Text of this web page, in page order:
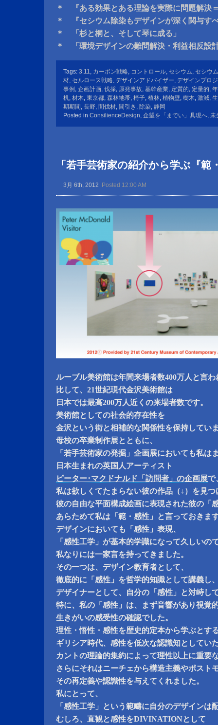
＊ 『ある効果とある理論を実際に問題解決
＊ 『セシウム除染もデザインが深く関与す
＊ 「杉と桐と、そして琴に成る」
＊ 「環境デザインの難問解決・利益相反設
Tags: 3.11, カーボン戦略, コントロール, セシウム, セシウ
材, セルロース戦略, デザインアドバイザー, デザインプロ
事例 , 企画計画, 伐採, 原発事故, 基幹産業, 定質的, 定量的,
机, 材木, 東京都, 森林地帯, 椅子, 植林, 植物壁, 樹木, 激減,
期期間 , 長野, 間伐材, 間引き , 除染, 静岡
Posted in ConsilienceDesign, 企望を「までい」具現へ, 未
「若手芸術家の紹介から学ぶ『範
3月 6th, 2012 Posted 12:00 AM
ルーブル美術館は年間来場者数400万人と言
比して、21世紀現代金沢美術館は
日本では最高200万人近くの来場者数です。
美術館としての社会的存在性を
金沢という街と相補的な関係性を保持してい
母校の卒業制作展とともに、
「若手芸術家の発掘」企画展においても私は
日本生まれの英国人アーティスト
ピーター･マクドナルド「訪問者」の企画展で
私は欲しくてたまらない彼の作品（↓）を見つ
彼の自由な平面構成絵画に表現された彼の「
あらためて私は「範・感性」と言っておきま
デザインにおいても「感性」表現、
「感性工学」が基本的学識になって久しいの
私なりには一家言を持ってきました。
その一つは、デザイン教育者として、
徹底的に「感性」を哲学的知識として講義し
デザイナーとして、自分の「感性」と対峙し
特に、私の「感性」は、まず音響があり視覚
生きがいの感受性の確認でした。
理性・悟性・感性を歴史的定本から学ぶとす
ギリシア時代、感性を低次な認識知としてい
カントの理論的集約によって理性以上に重要
さらにそれはニーチェから構造主義やポスト
その再定義や認識性を与えてくれました。
私にとって、
「感性工学」という範疇に自分のデザインは
むしろ、直観と感性をDIVINATIONとして